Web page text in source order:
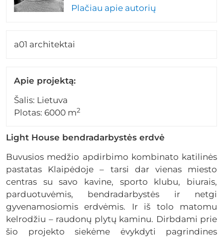
Plačiau apie autorių
a01 architektai
Apie projektą:
Šalis: Lietuva
Plotas: 6000 m2
Light House bendradarbystės erdvė
Buvusios medžio apdirbimo kombinato katilinės
pastatas Klaipėdoje – tarsi dar vienas miesto
centras su savo kavine, sporto klubu, biurais,
parduotuvėmis, bendradarbystės ir netgi
gyvenamosiomis erdvėmis. Ir iš tolo matomu
kelrodžiu – raudonų plytų kaminu. Dirbdami prie
šio projekto siekėme ėvykdyti pagrindines